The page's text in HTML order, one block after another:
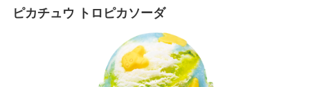
ピカチュウ トロピカソーダ